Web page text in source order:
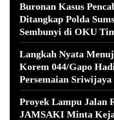
Buronan Kasus
Ditangkap Polda
Sembunyi di OKU
Langkah Nyata
Korem 044/Gapo
Persemaian
Proyek Lampu Jalan
JAMSAKI Minta